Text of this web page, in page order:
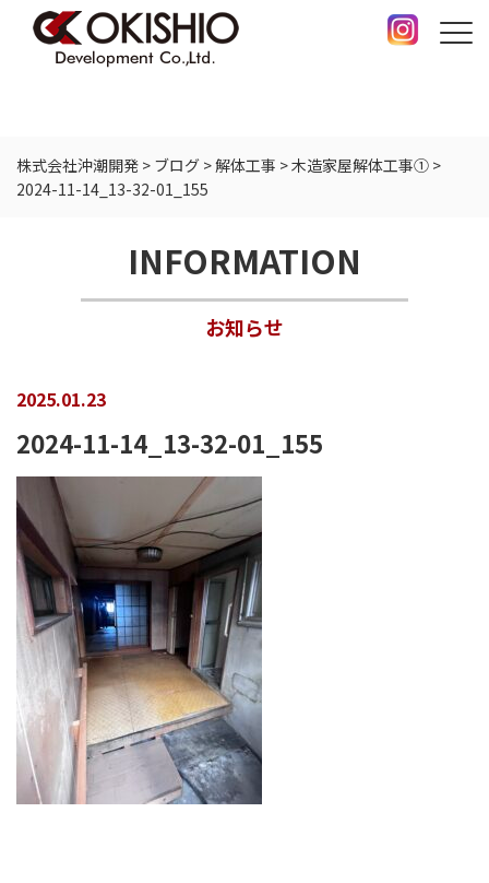
株式会社沖潮開発 > ブログ >解体工事 >木造家屋解体工事① >
2024-11-14_13-32-01_155
INFORMATION
お知らせ
2025.01.23
2024-11-14_13-32-01_155